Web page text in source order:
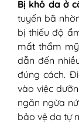
IV -
V -
trị thế
VI -
Bị khô da ở
tuyến bã
bị thiếu độ
mất thẩm
dẫn đến
đúng cách.
vào việc
ngăn ngừa
bảo vệ da tự